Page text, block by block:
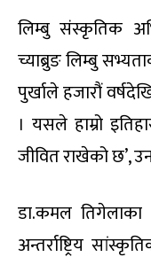
लिम्बु संस्कृतिक
च्याब्रुङ लिम्बु
पुर्खाले हजारौं
। यसले हाम्रो
जीवित राखेको छ’,
डा.कमल तिगेलाका
अन्तर्राष्ट्रिय